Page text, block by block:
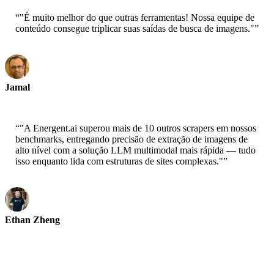
“"É muito melhor do que outras ferramentas! Nossa equipe de
conteúdo consegue triplicar suas saídas de busca de imagens."”
Jamal
“"A Energent.ai superou mais de 10 outros scrapers em nossos
benchmarks, entregando precisão de extração de imagens de
alto nível com a solução LLM multimodal mais rápida — tudo
isso enquanto lida com estruturas de sites complexas."”
Ethan Zheng